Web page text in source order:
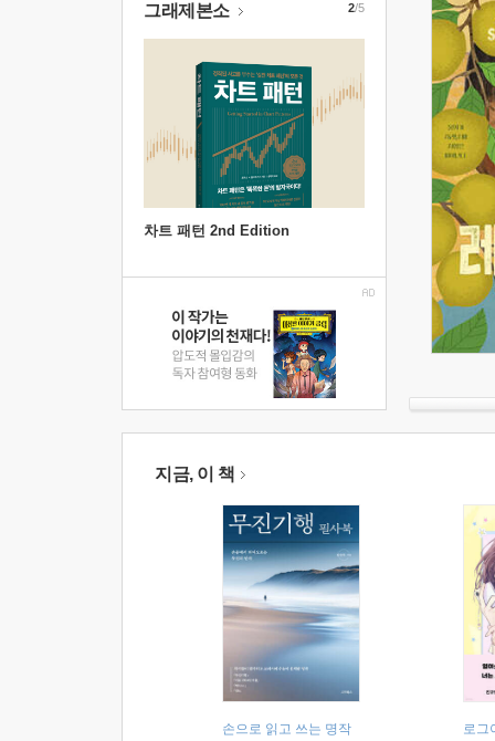
그래제본소
차트 패턴 2nd Edition
2/5
지금, 이 책
손으로 읽고 쓰는 명작 로그